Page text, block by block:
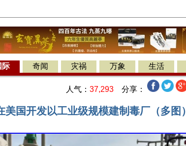
际 奇闻 灾祸 万象 生活
人气： 37,293 分享：
美国开发以工业级规模建制毒厂（多图）